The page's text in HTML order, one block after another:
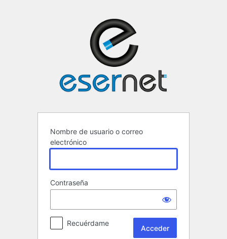
Nombre de usuario o correo
electrónico
Contraseña
Recuérdame